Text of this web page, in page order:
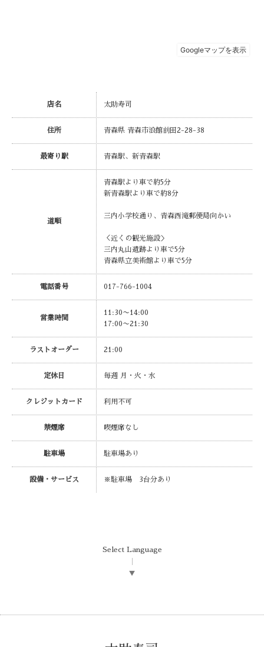
店名 太助寿司
住所 青森県 青森市浪館前田2-28-38
最寄り駅 青森駅、新青森駅
道順
青森駅より車で約5分
新青森駅より車で約8分
三内小学校通り、青森西滝郵便局向かい
＜近くの観光施設＞
三内丸山遺跡より車で5分
青森県立美術館より車で5分
電話番号 017-766-1004
営業時間
11:30〜14:00
17:00〜21:30
ラストオーダー 21:00
定休日 毎週 月・火・水
クレジットカード 利用不可
禁煙席 喫煙席なし
駐車場 駐車場あり
設備・サービス ※駐車場 3台分あり
Select Language
▼